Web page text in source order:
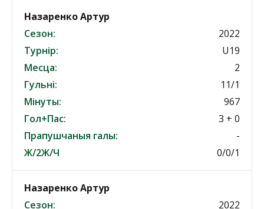
Назаренко Артур
Сезон:
2022
Турнір:
U19
Месца:
2
Гульні:
11/1
Мінуты:
967
Гол+Пас:
3 + 0
Прапушчаныя галы:
-
Ж/2Ж/Ч
0/0/1
Назаренко Артур
Сезон:
2022